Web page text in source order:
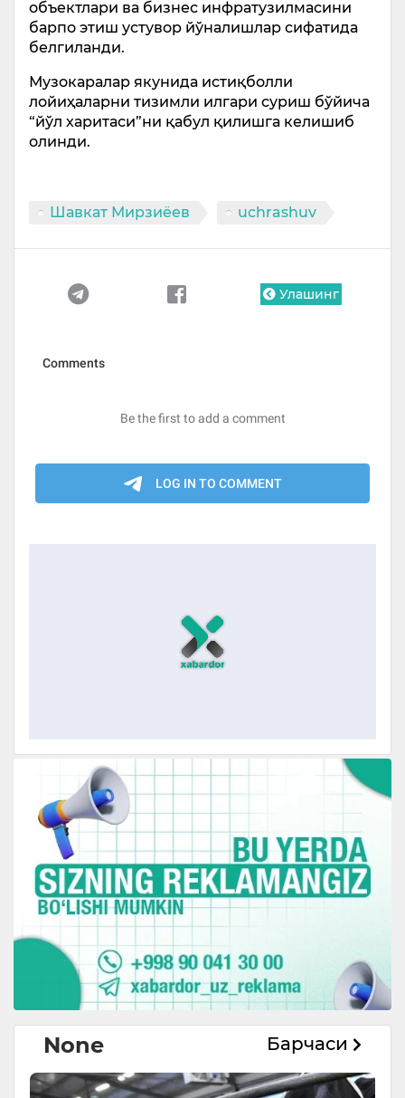
объектлари ва бизнес инфратузилмасини
барпо этиш устувор йўналишлар сифатида
белгиланди.
Музокаралар якунида истиқболли
лойиҳаларни тизимли илгари суриш бўйича
“йўл харитаси”ни қабул қилишга келишиб
олинди.
Шавкат Мирзиёев uchrashuv
Улашинг
None Барчаси